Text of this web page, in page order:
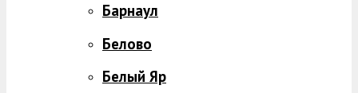
Барнаул
Белово
Белый Яр